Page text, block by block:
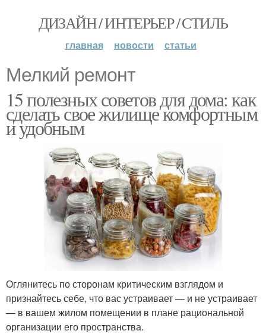
ДИЗАЙН / ИНТЕРЬЕР / СТИЛЬ
главная новости статьи
Мелкий ремонт
15 полезных советов для дома: как
сделать свое жилище комфортным
и удобным
Оглянитесь по сторонам критическим взглядом и
признайтесь себе, что вас устраивает — и не устраивает
— в вашем жилом помещении в плане рациональной
организации его пространства.